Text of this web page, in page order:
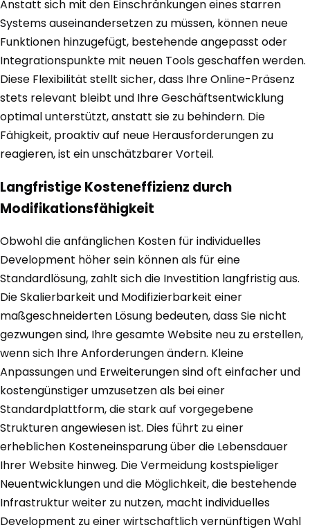
Anstatt sich mit den Einschränkungen eines starren
Systems auseinandersetzen zu müssen, können neue
Funktionen hinzugefügt, bestehende angepasst oder
Integrationspunkte mit neuen Tools geschaffen werden.
Diese Flexibilität stellt sicher, dass Ihre Online-Präsenz
stets relevant bleibt und Ihre Geschäftsentwicklung
optimal unterstützt, anstatt sie zu behindern. Die
Fähigkeit, proaktiv auf neue Herausforderungen zu
reagieren, ist ein unschätzbarer Vorteil.
Langfristige Kosteneffizienz durch
Modifikationsfähigkeit
Obwohl die anfänglichen Kosten für individuelles
Development höher sein können als für eine
Standardlösung, zahlt sich die Investition langfristig aus.
Die Skalierbarkeit und Modifizierbarkeit einer
maßgeschneiderten Lösung bedeuten, dass Sie nicht
gezwungen sind, Ihre gesamte Website neu zu erstellen,
wenn sich Ihre Anforderungen ändern. Kleine
Anpassungen und Erweiterungen sind oft einfacher und
kostengünstiger umzusetzen als bei einer
Standardplattform, die stark auf vorgegebene
Strukturen angewiesen ist. Dies führt zu einer
erheblichen Kosteneinsparung über die Lebensdauer
Ihrer Website hinweg. Die Vermeidung kostspieliger
Neuentwicklungen und die Möglichkeit, die bestehende
Infrastruktur weiter zu nutzen, macht individuelles
Development zu einer wirtschaftlich vernünftigen Wahl